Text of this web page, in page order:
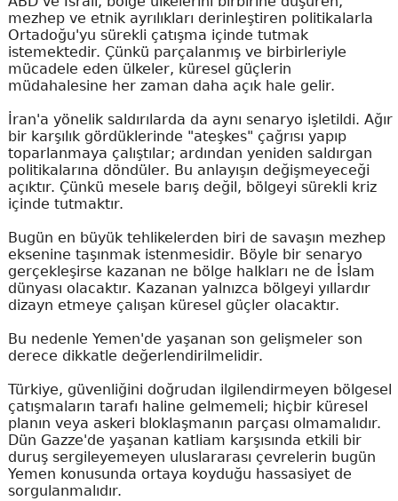
mezhep ve etnik ayrılıkları derinleştiren politikalarla
Ortadoğu'yu sürekli çatışma içinde tutmak
istemektedir. Çünkü parçalanmış ve birbirleriyle
mücadele eden ülkeler, küresel güçlerin
müdahalesine her zaman daha açık hale gelir.
İran'a yönelik saldırılarda da aynı senaryo işletildi. Ağır
bir karşılık gördüklerinde "ateşkes" çağrısı yapıp
toparlanmaya çalıştılar; ardından yeniden saldırgan
politikalarına döndüler. Bu anlayışın değişmeyeceği
açıktır. Çünkü mesele barış değil, bölgeyi sürekli kriz
içinde tutmaktır.
Bugün en büyük tehlikelerden biri de savaşın mezhep
eksenine taşınmak istenmesidir. Böyle bir senaryo
gerçekleşirse kazanan ne bölge halkları ne de İslam
dünyası olacaktır. Kazanan yalnızca bölgeyi yıllardır
dizayn etmeye çalışan küresel güçler olacaktır.
Bu nedenle Yemen'de yaşanan son gelişmeler son
derece dikkatle değerlendirilmelidir.
Türkiye, güvenliğini doğrudan ilgilendirmeyen bölgesel
çatışmaların tarafı haline gelmemeli; hiçbir küresel
planın veya askeri bloklaşmanın parçası olmamalıdır.
Dün Gazze'de yaşanan katliam karşısında etkili bir
duruş sergileyemeyen uluslararası çevrelerin bugün
Yemen konusunda ortaya koyduğu hassasiyet de
sorgulanmalıdır.